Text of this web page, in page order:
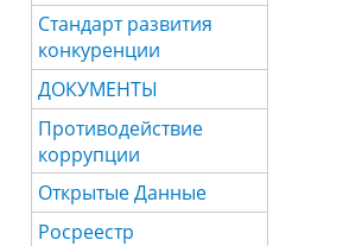
Стандарт развития
конкуренции
ДОКУМЕНТЫ
Противодействие
коррупции
Открытые Данные
Росреестр